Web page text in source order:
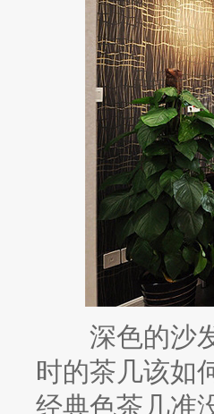
深色的沙发
时的茶几该如
经典色茶几准